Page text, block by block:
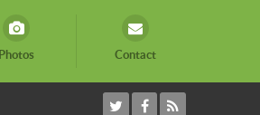
Photos Contact